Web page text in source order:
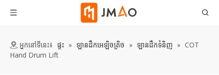
អ្នកនៅទីនេះ៖ ផ្ទះ » ឡានដឹកអេឡិចត្រិច » ឡានដឹកទំនិញ » COT
Hand Drum Lift